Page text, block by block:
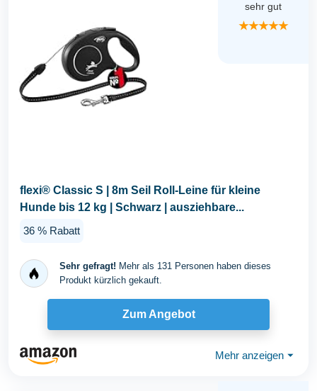
sehr gut
★★★★★
flexi® Classic S | 8m Seil Roll-Leine für kleine
Hunde bis 12 kg | Schwarz | ausziehbare...
36 % Rabatt
Sehr gefragt! Mehr als 131 Personen haben dieses
Produkt kürzlich gekauft.
Zum Angebot
Mehr anzeigen ⏷